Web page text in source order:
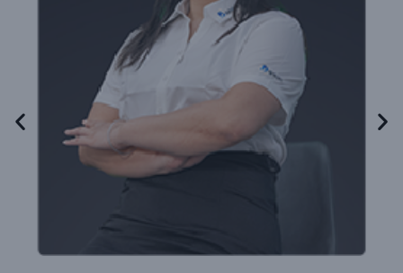
夏维
生产技术科科长
2024.7 集团优秀人物